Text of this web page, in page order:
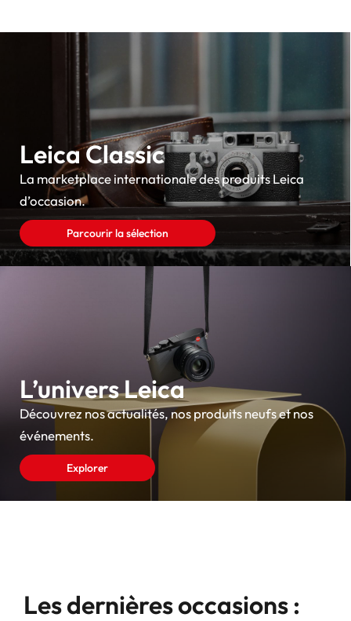
Leica Classic
La marketplace internationale des produits Leica
d’occasion.
Parcourir la sélection
L’univers Leica
Découvrez nos actualités, nos produits neufs et nos
événements.
Explorer
Les dernières occasions :